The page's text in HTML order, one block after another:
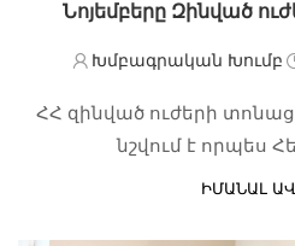
Նոյեմբերը Զինված
Խմբագրական Խումբ
ՀՀ զինված ուժերի
նշվում է որպես
ԻՄԱՆԱԼ